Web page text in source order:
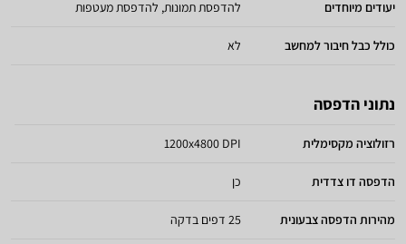
יעודים מיוחדים להדפסת תמונות, להדפסת מעטפות
כולל כבל חיבור למחשב לא
נתוני הדפסה
רזולוציה מקסימלית 1200x4800 DPI
הדפסה דו צדדית כן
מהירות הדפסה צבעונית 25 דפים בדקה